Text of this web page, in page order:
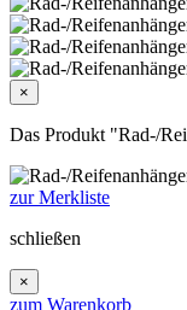
×
Das Produkt "Rad-/
zur Merkliste
schließen
×
zum Warenkorb